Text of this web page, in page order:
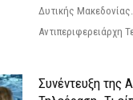
Δυτικής
Αντιπεριφερειάρχη
Συνέντευξη της